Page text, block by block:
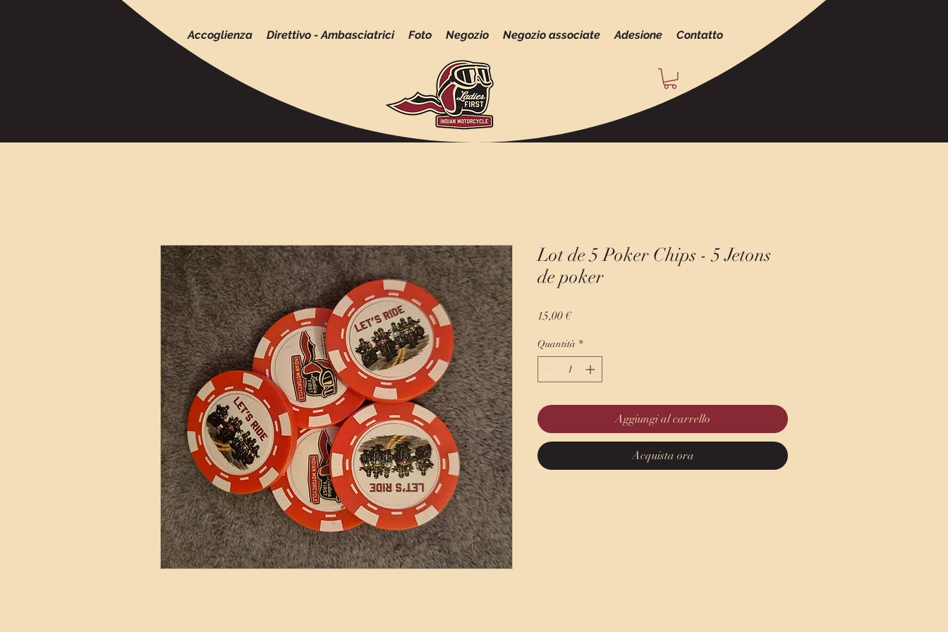
Accoglienza Direttivo - Ambasciatrici Foto Negozio Negozio associate Adesione Contatto
Lot de 5 Poker Chips - 5 Jetons
de poker
15,00 €Prezzo
Quantità *
Aggiungi al carrello
Acquista ora